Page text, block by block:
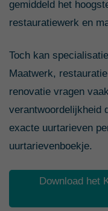
gemiddeld het
restauratiewerk en
Toch kan
Maatwerk,
renovatie vragen
verantwoordelijkheid
exacte uurtarieven
uurtarievenboekje.
Download het